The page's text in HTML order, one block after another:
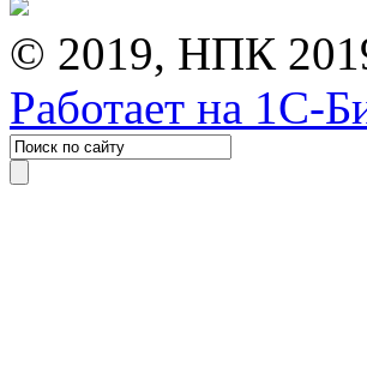
© 2019, НПК
Работает на 1С-